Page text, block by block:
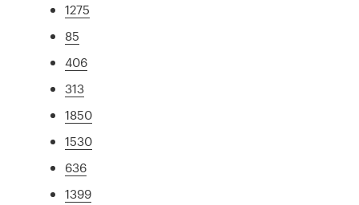
1275
85
406
313
1850
1530
636
1399